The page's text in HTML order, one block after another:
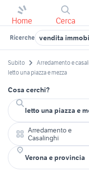
Home Cerca
Ricerche vendita
Subito Arredamento e
letto una piazza e mezza
Cosa cerchi?
Arredamento e
Casalinghi